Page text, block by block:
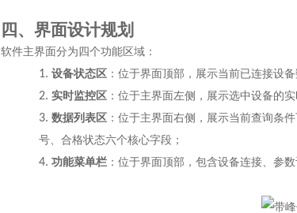
四、界面设计规划
软件主界面分为四个功能区域：
1. 设备状态区：位于界面顶部，展示当前已连接设
2. 实时监控区：位于主界面左侧，展示选中设备的
3. 数据列表区：位于主界面右侧，展示当前查询条
号、合格状态六个核心字段；
4. 功能菜单栏：位于界面顶部，包含设备连接、参